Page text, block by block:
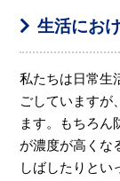
生活にお
私たちは日常生
ごしていますが
ます。もちろん
が濃度が高くな
しばしたりとい